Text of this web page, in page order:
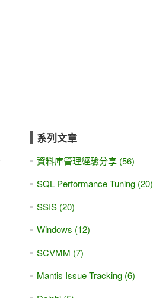
系列文章
資料庫管理經驗分享 (56)
SQL Performance Tuning (20)
SSIS (20)
Windows (12)
SCVMM (7)
Mantis Issue Tracking (6)